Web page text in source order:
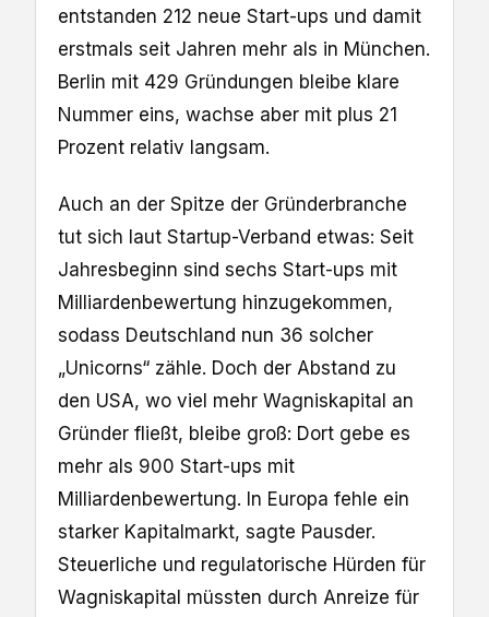
entstanden 212 neue Start-ups und damit
erstmals seit Jahren mehr als in München.
Berlin mit 429 Gründungen bleibe klare
Nummer eins, wachse aber mit plus 21
Prozent relativ langsam.
Auch an der Spitze der Gründerbranche
tut sich laut Startup-Verband etwas: Seit
Jahresbeginn sind sechs Start-ups mit
Milliardenbewertung hinzugekommen,
sodass Deutschland nun 36 solcher
„Unicorns“ zähle. Doch der Abstand zu
den USA, wo viel mehr Wagniskapital an
Gründer fließt, bleibe groß: Dort gebe es
mehr als 900 Start-ups mit
Milliardenbewertung. In Europa fehle ein
starker Kapitalmarkt, sagte Pausder.
Steuerliche und regulatorische Hürden für
Wagniskapital müssten durch Anreize für